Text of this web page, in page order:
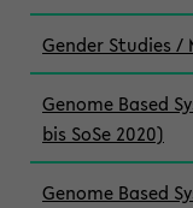
Gender Studies /
Genome Based
bis SoSe 2020)
Genome Based